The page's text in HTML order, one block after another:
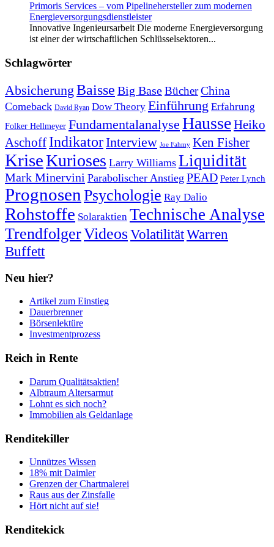
Primoris Services – vom Pipelinehersteller zum modernen
Energieversorgungsdienstleister
Innovative Ingenieursarbeit Die moderne Energieversorgung
ist einer der wirtschaftlichen Schlüsselsektoren...
Schlagwörter
Absicherung Baisse Big BaseBücherChina
Comeback David Ryan Dow Theory Einführung Erfahrung
Folker Hellmeyer Fundamentalanalyse HausseHeiko
Aschoff IndikatorInterview Joe Fahmy Ken Fisher
KriseKurioses Larry Williams Liquidität
Mark Minervini Parabolischer Anstieg PEAD Peter Lynch
Prognosen Psychologie Ray Dalio
Rohstoffe Solaraktien Technische Analyse
TrendfolgerVideosVolatilitätWarren
Buffett
Neu hier?
Artikel zum Einstieg
Dauerbrenner
Börsenlektüre
Investmentprozess
Reich in Rente
Darum Qualitätsaktien!
Albtraum Altersarmut
Lohnt es sich noch?
Immobilien als Geldanlage
Renditekiller
Unnützes Wissen
18% mit Daimler
Grenzen der Chartmalerei
Raus aus der Zinsfalle
Hört nicht auf sie!
Renditekick